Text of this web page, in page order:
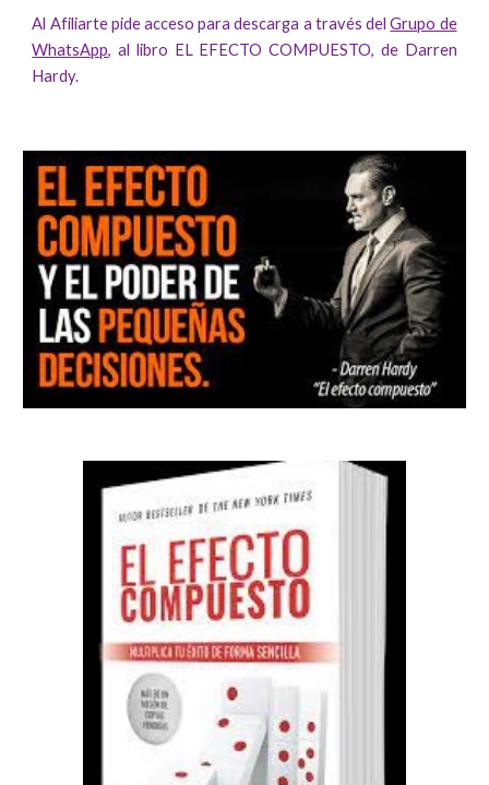
Al Afiliarte pide acceso para descarga a través delGrupo de
WhatsApp, al libro EL EFECTO COMPUESTO, de Darren
Hardy.